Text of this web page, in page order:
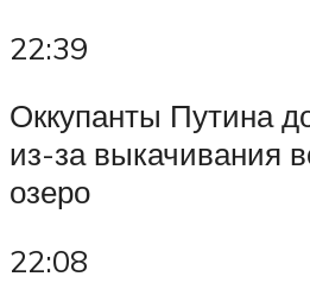
22:39
Оккупанты Путина
из-за выкачивания
озеро
22:08